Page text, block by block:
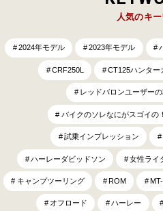
人気のキ
2024年モデル 2023年モデル
CRF250L CT125ハンター
レッドバロンユーザー
バイクのソレなにがスゴイの
試乗インプレッション
ハーレーダビッドソン 女性ライ
キャンプツーリング ROM
オフロード ハーレー